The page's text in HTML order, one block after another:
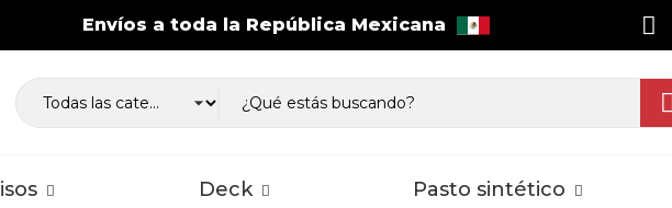
Envíos a toda la República Mexicana
Deck Pasto sintético
WPC Exterior
Clásico
Pisos Laminados
Pisos